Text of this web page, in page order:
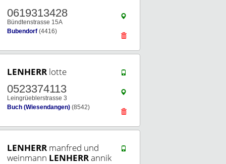
0619313428
Bündtenstrasse 15A
Bubendorf (4416)
LENHERR lotte
0523374113
Leingrüeblerstrasse 3
Buch (Wiesendangen) (8542)
LENHERR manfred und
weinmann LENHERRannik